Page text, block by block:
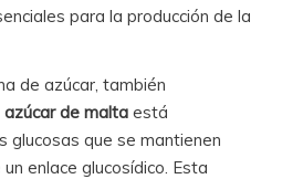
para la producción de la
de azúcar, también
azúcar de malta está
glucosas que se mantienen
enlace glucosídico. Esta